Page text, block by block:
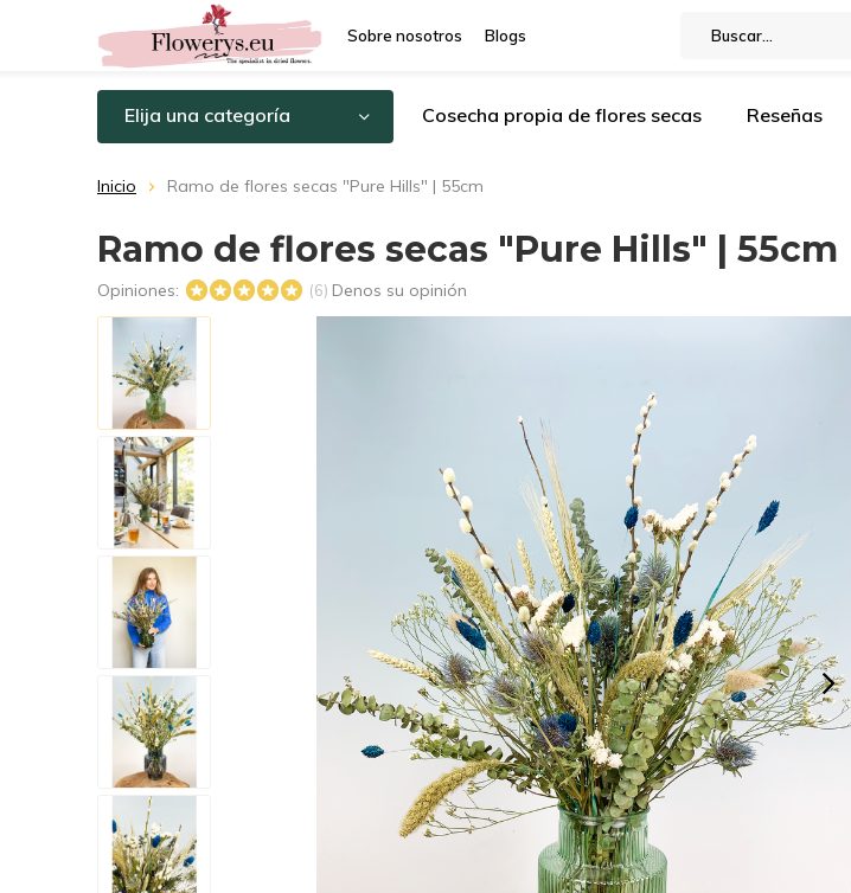
Sobre nosotros Blogs
Elija una categoría Cosecha propia de flores secas Reseñas
Inicio Ramo de flores secas "Pure Hills" | 55cm
Ramo de flores secas "Pure Hills" | 55cm
Opiniones: (6) Denos su opinión